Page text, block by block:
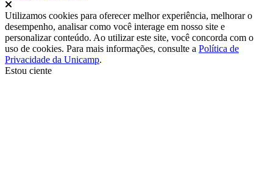
Utilizamos cookies para oferecer melhor experiência, melhorar o
desempenho, analisar como você interage em nosso site e
personalizar conteúdo. Ao utilizar este site, você concorda com o
uso de cookies. Para mais informações, consulte a Política de
Privacidade da Unicamp.
Estou ciente